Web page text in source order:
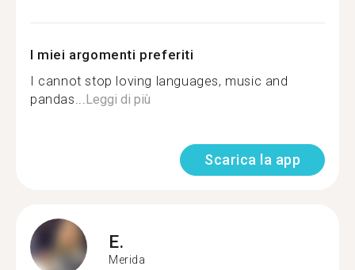
I miei argomenti preferiti
I cannot stop loving languages, music and
pandas...Leggi di più
Scarica la app
E.
Merida